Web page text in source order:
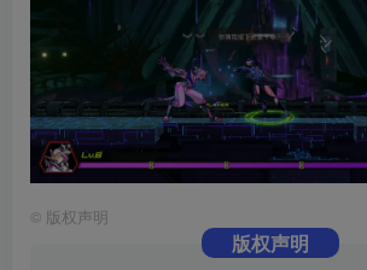
© 版权声明
版权声明